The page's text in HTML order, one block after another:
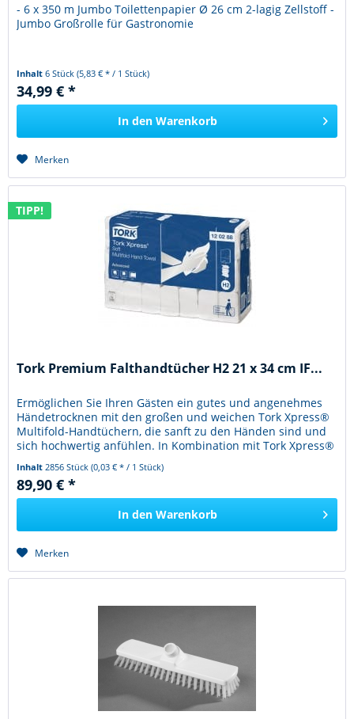
- 6 x 350 m Jumbo Toilettenpapier Ø 26 cm 2-lagig Zellstoff -
Jumbo Großrolle für Gastronomie
Inhalt6 Stück(5,83 € * / 1 Stück)
34,99 € *
In den Warenkorb
Merken
TIPP!
Tork Premium Falthandtücher H2 21 x 34 cm IF...
Ermöglichen Sie Ihren Gästen ein gutes und angenehmes
Händetrocknen mit den großen und weichen Tork Xpress®
Multifold-Handtüchern, die sanft zu den Händen sind und
sich hochwertig anfühlen. In Kombination mit Tork Xpress®
Inhalt 2856 Stück(0,03 € * / 1 Stück)
89,90 € *
In den Warenkorb
Merken